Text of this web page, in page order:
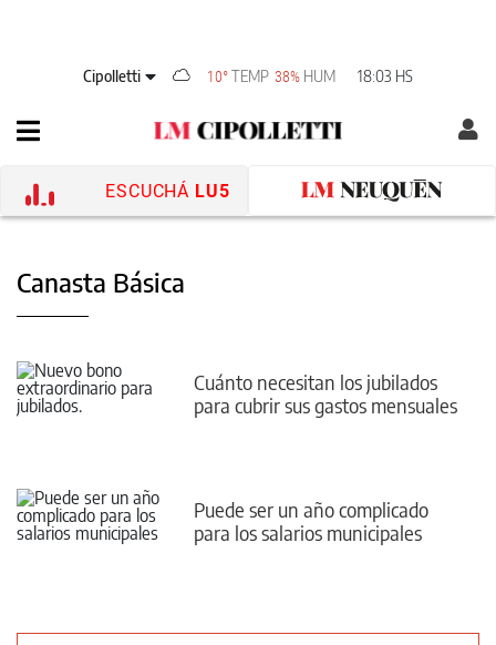
Cipolletti 10°TEMP 38% HUM 18:03 HS
ESCUCHÁ LU5
Canasta Básica
Cuánto necesitan los jubilados
para cubrir sus gastos mensuales
Puede ser un año complicado
para los salarios municipales